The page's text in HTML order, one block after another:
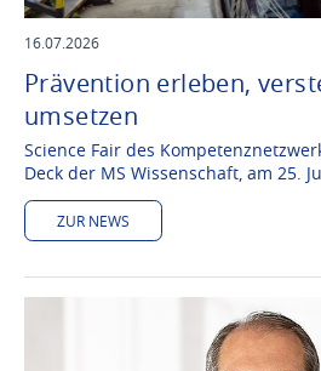
16.07.2026
Prävention erleben,
umsetzen
Science Fair des
Deck der MS Wissenschaft, am 25.
ZUR NEWS